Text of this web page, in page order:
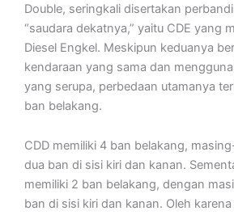
Double, seringkali disertakan
“saudara dekatnya,” yaitu CDE yang
Diesel Engkel. Meskipun keduanya
kendaraan yang sama dan
yang serupa, perbedaan utamanya
ban belakang.
CDD memiliki 4 ban belakang,
dua ban di sisi kiri dan kanan.
memiliki 2 ban belakang, dengan
ban di sisi kiri dan kanan. Oleh karena